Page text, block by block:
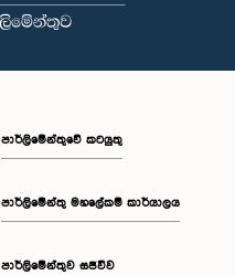
පාර්ලිමේන්තුවේ කටයුතු
පාර්ලිමේන්තු මහලේකම් කාර්යාලය
පාර්ලිමේන්තුව සජීවීව